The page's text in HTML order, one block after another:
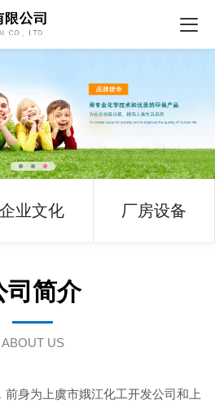
企业文化 厂房设备
司简介
ABOUT US
前身为上虞市娥江化工开发公司和上